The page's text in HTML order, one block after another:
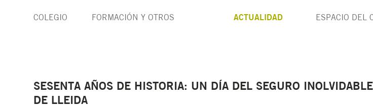
COLEGIO FORMACIÓN Y OTROS ACTUALIDAD ESPACIO DEL
SESENTA AÑOS DE HISTORIA: UN DÍA DEL SEGURO
DE LLEIDA